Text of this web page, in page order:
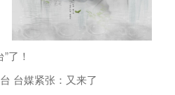
了！
台媒紧张：又来了